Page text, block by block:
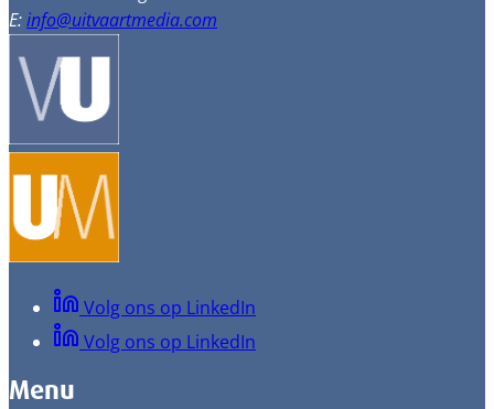
E:info@uitvaartmedia.com
Volg ons op LinkedIn
Volg ons op LinkedIn
Menu